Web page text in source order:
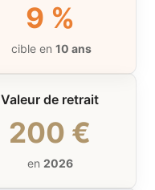
9 %
cible en 10 ans
Valeur de retrait
200 €
en 2026